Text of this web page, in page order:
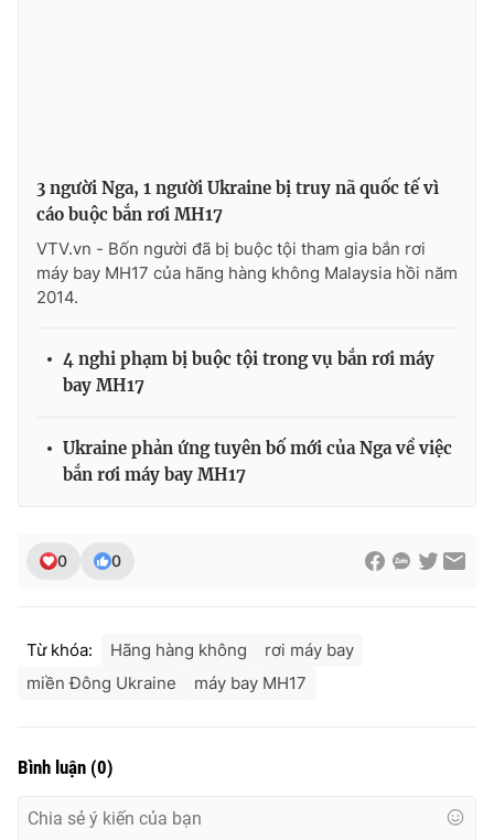
® Cấm sao chép dưới mọi hình thức nếu không có sự chấp
3 người Nga, 1 người Ukraine bị truy nã quốc tế vì
cáo buộc bắn rơi MH17
VTV.vn - Bốn người đã bị buộc tội tham gia bắn rơi
máy bay MH17 của hãng hàng không Malaysia hồi năm
2014.
4 nghi phạm bị buộc tội trong vụ bắn rơi máy
bay MH17
Ukraine phản ứng tuyên bố mới của Nga về việc
bắn rơi máy bay MH17
0 0
Từ khóa: Hãng hàng không
rơi máy bay
miền Đông Ukraine
máy bay MH17
Bình luận (0)